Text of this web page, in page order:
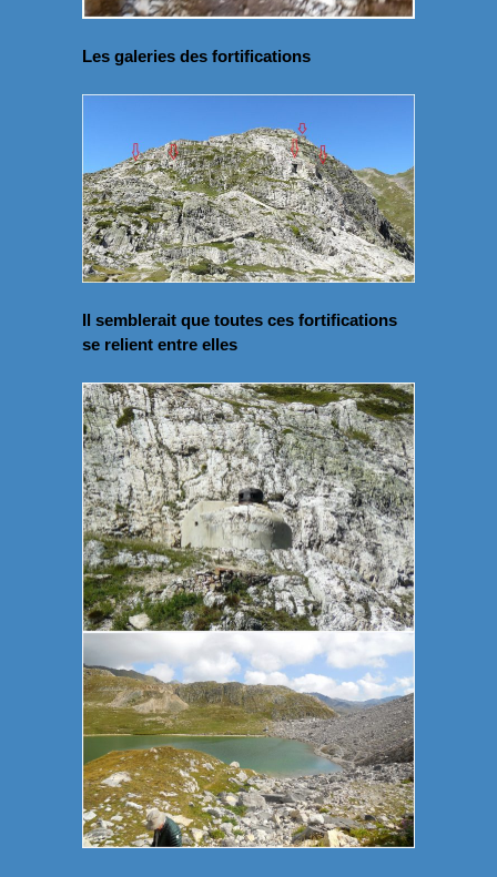
Les galeries des fortifications
Il semblerait que toutes ces fortifications
se relient entre elles